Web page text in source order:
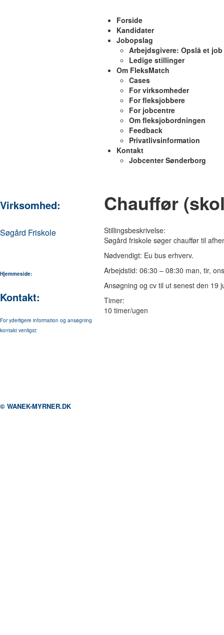
Forside
Kandidater
Jobopslag
Arbejdsgivere: Opslå et job
Ledige stillinger
Om FleksMatch
Cases
For virksomheder
For fleksjobbere
For jobcentre
Om fleksjobordningen
Feedback
Privatlivsinformation
Kontakt
Jobcenter Sønderborg
Virksomhed:
Søgård Friskole
Hjemmeside:
Kontakt:
For yderligere information og ansøgning
kontakt venligst:
Chauffør
Stillingsbeskrivelse:
Søgård friskole søger chauffør til
Nødvendigt: Eu bus erhverv.
Arbejdstid: 06:30 – 08:30 man, tir,
Ansøgning og cv til ut senest den 19
Timer:
10 timer/ugen
© WANEK-MYRNER.DK